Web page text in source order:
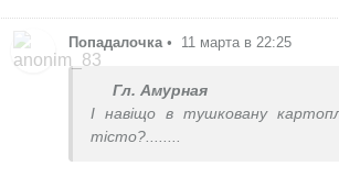
Попадалочка • 11 марта в 22:25
Гл. Амурная
І навіщо в тушковану
тісто?........